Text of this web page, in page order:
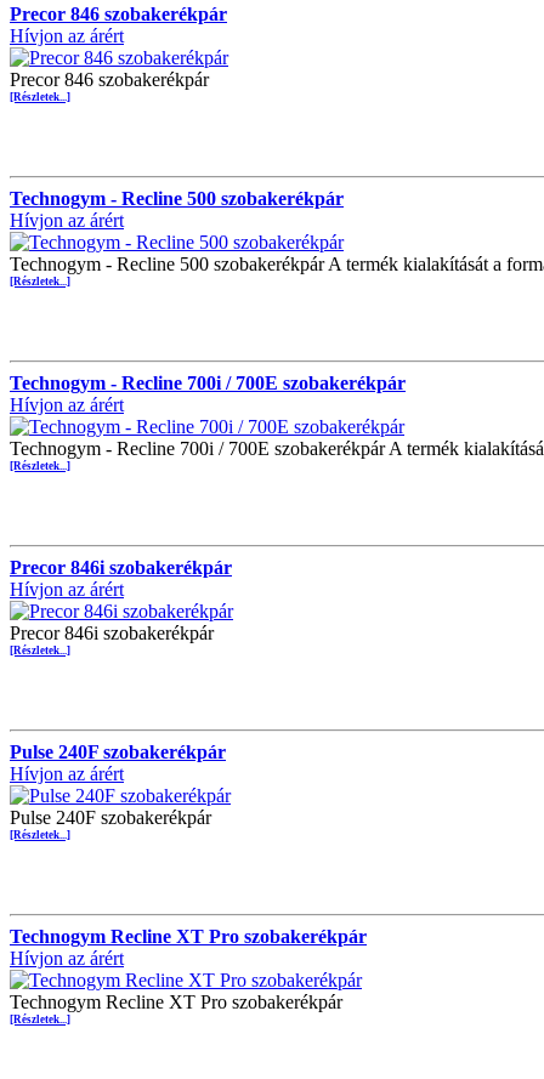
Precor 846 szobakerékpár
Hívjon az árért
Precor 846 szobakerékpár
[Részletek...]
Technogym - Recline 500 szobakerékpár
Hívjon az árért
Technogym - Recline 500 szobakerékpár A termék kialakítását a
[Részletek...]
Technogym - Recline 700i / 700E szobakerékpár
Hívjon az árért
Technogym - Recline 700i / 700E szobakerékpár A termék
[Részletek...]
Precor 846i szobakerékpár
Hívjon az árért
Precor 846i szobakerékpár
[Részletek...]
Pulse 240F szobakerékpár
Hívjon az árért
Pulse 240F szobakerékpár
[Részletek...]
Technogym Recline XT Pro szobakerékpár
Hívjon az árért
Technogym Recline XT Pro szobakerékpár
[Részletek...]